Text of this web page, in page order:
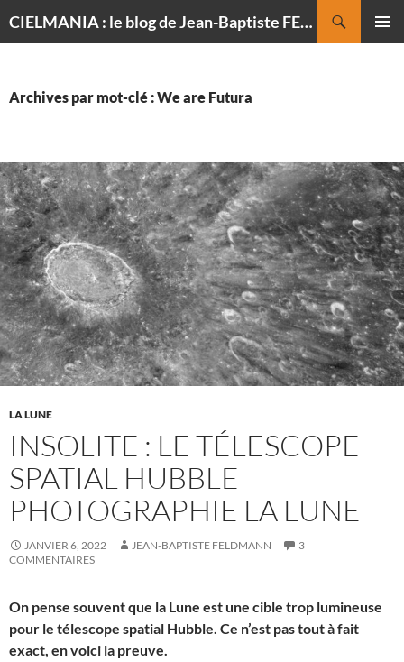
CIELMANIA : le blog de Jean-Baptiste FELDMANN, photographe du ciel
Archives par mot-clé : We are Futura
LA LUNE
INSOLITE : LE TÉLESCOPE
SPATIAL HUBBLE
PHOTOGRAPHIE LA LUNE
JANVIER 6, 2022 JEAN-BAPTISTE FELDMANN
3
COMMENTAIRES
On pense souvent que la Lune est une cible trop lumineuse
pour le télescope spatial Hubble. Ce n’est pas tout à fait
exact, en voici la preuve.